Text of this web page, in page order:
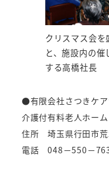
クリスマス会を
と、施設内の
する高橋社長
●有限会社さつきケ
介護付有料老人ホーム
住所埼玉県行田市
電話048－550－